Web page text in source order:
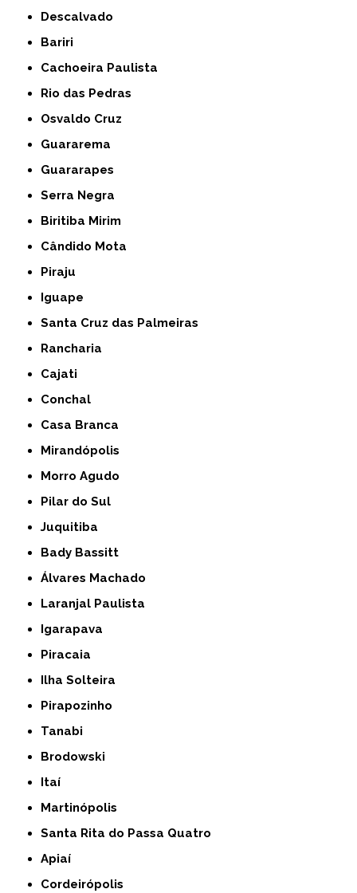
Descalvado
Bariri
Cachoeira Paulista
Rio das Pedras
Osvaldo Cruz
Guararema
Guararapes
Serra Negra
Biritiba Mirim
Cândido Mota
Piraju
Iguape
Santa Cruz das Palmeiras
Rancharia
Cajati
Conchal
Casa Branca
Mirandópolis
Morro Agudo
Pilar do Sul
Juquitiba
Bady Bassitt
Álvares Machado
Laranjal Paulista
Igarapava
Piracaia
Ilha Solteira
Pirapozinho
Tanabi
Brodowski
Itaí
Martinópolis
Santa Rita do Passa Quatro
Apiaí
Cordeirópolis